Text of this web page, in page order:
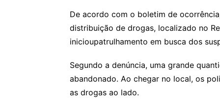
De acordo com o boletim de
distribuição de drogas, localizado no
inicioupatrulhamento em busca dos
Segundo a denúncia, uma grande
abandonado. Ao chegar no local, os
as drogas ao lado.